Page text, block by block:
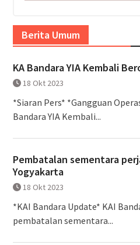
Berita Umum
KA Bandara YIA Kembali
18 Okt 2023
*Siaran Pers* *Gangguan
Bandara YIA Kembali...
Pembatalan sementara
Yogyakarta
18 Okt 2023
*KAI Bandara Update* KAI
pembatalan sementara...